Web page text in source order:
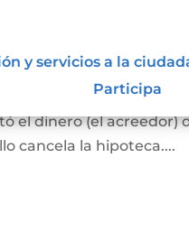
y servicios a la
Participa
debe pagar la
el dinero (el acreedor)
cancela la hipoteca....